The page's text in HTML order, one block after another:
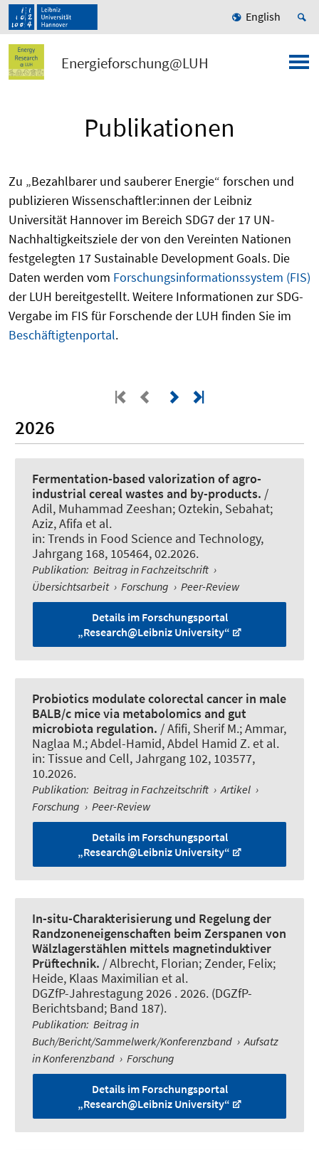
English
Energieforschung@LUH
Publikationen
Zu „Bezahlbarer und sauberer Energie“ forschen und
publizieren Wissenschaftler:innen der Leibniz
Universität Hannover im Bereich SDG7 der 17 UN-
Nachhaltigkeitsziele der von den Vereinten Nationen
festgelegten 17 Sustainable Development Goals. Die
Daten werden vom Forschungsinformationssystem (FIS)
der LUH bereitgestellt. Weitere Informationen zur SDG-
Vergabe im FIS für Forschende der LUH finden Sie im
Beschäftigtenportal.
2026
Fermentation-based valorization of agro-
industrial cereal wastes and by-products. /
Adil, Muhammad Zeeshan; Oztekin, Sebahat;
Aziz, Afifa et al.
in:Trends in Food Science and Technology,
Jahrgang 168, 105464, 02.2026.
Publikation: Beitrag in Fachzeitschrift ›
Übersichtsarbeit › Forschung › Peer-Review
Details im Forschungsportal
„Research@Leibniz University“
Probiotics modulate colorectal cancer in male
BALB/c mice via metabolomics and gut
microbiota regulation. / Afifi, Sherif M.; Ammar,
Naglaa M.; Abdel-Hamid, Abdel Hamid Z. et al.
in:Tissue and Cell, Jahrgang 102, 103577,
10.2026.
Publikation: Beitrag in Fachzeitschrift › Artikel ›
Forschung › Peer-Review
Details im Forschungsportal
„Research@Leibniz University“
In-situ-Charakterisierung und Regelung der
Randzoneneigenschaften beim Zerspanen von
Wälzlagerstählen mittels magnetinduktiver
Prüftechnik. /Albrecht, Florian; Zender, Felix;
Heide, Klaas Maximilian et al.
DGZfP-Jahrestagung 2026 . 2026. (DGZfP-
Berichtsband; Band 187).
Publikation: Beitrag in
Buch/Bericht/Sammelwerk/Konferenzband › Aufsatz
in Konferenzband › Forschung
Details im Forschungsportal
„Research@Leibniz University“